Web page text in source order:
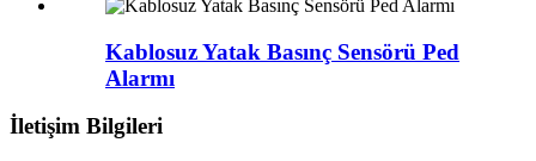
Kablosuz Yatak Basınç Sensörü Ped
Alarmı
İletişim Bilgileri